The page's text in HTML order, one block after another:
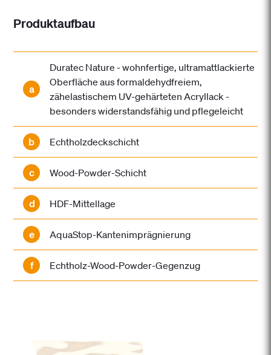
Produktaufbau
a
Duratec Nature - wohnfertige, ultramattlackierte
Oberfläche aus formaldehydfreiem,
zähelastischem UV-gehärteten Acryllack -
besonders widerstandsfähig und pflegeleicht
b Echtholzdeckschicht
c Wood-Powder-Schicht
d HDF-Mittellage
e AquaStop-Kantenimprägnierung
f Echtholz-Wood-Powder-Gegenzug